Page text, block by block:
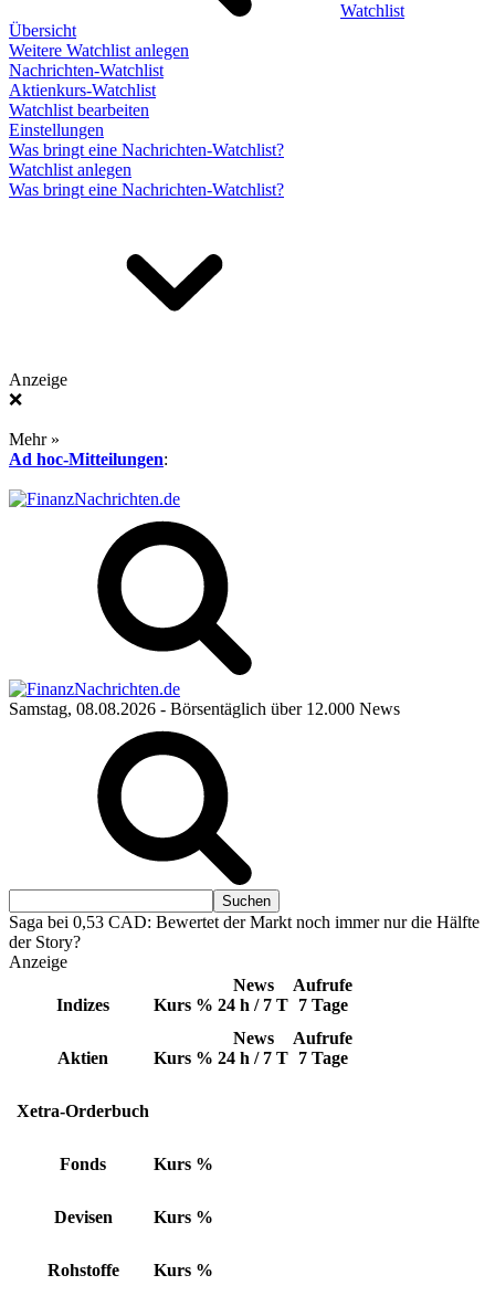
Watchlist
Übersicht
Weitere Watchlist anlegen
Nachrichten-Watchlist
Aktienkurs-Watchlist
Watchlist bearbeiten
Einstellungen
Was bringt eine Nachrichten-Watchlist?
Watchlist anlegen
Was bringt eine Nachrichten-Watchlist?
Anzeige
❌
Mehr »
Ad hoc-Mitteilungen:
Samstag, 08.08.2026 - Börsentäglich über 12.000 News
Saga bei 0,53 CAD: Bewertet der Markt noch immer nur die Hälfte
der Story?
Anzeige
Indizes Kurs %
News
24 h / 7 T
Aufrufe
7 Tage
Aktien Kurs %
News
24 h / 7 T
Aufrufe
7 Tage
Xetra-Orderbuch
Fonds Kurs %
Devisen Kurs %
Rohstoffe Kurs %